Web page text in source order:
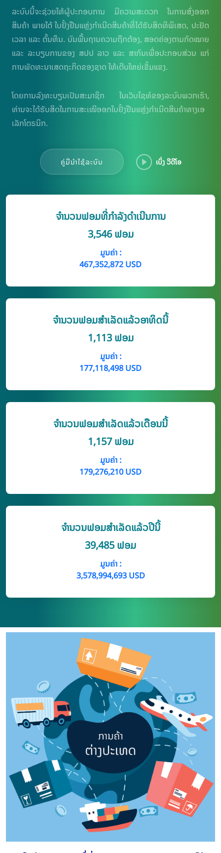
ລະບົບນີ້​ຈະ​ຊ່ວຍ​ໃຫ້​ຜູ້ປະກອບການ ​ມີຄວາມສະດວກ ໃນການສົ່ງອອກ
ສິນຄ້າ ພາຍໃຕ້ ໃບຢັ້ງຢືນແຫຼ່ງກຳເນີດສິນຄ້າທີ່ໄດ້ຮັບສິດທິພິເສດ, ປະຢັດ
ເວລາ ແລະ ຕົ້ນທຶນ. ບົນພື້ນຖານຄວາມຖືກຕ້ອງ, ສອດຄ່ອງຕາມກົດໝາຍ
ແລະ ລະບຽບການຂອງ ສປປ ລາວ ແລະ ສາກົນເພື່ອປະກອບສ່ວນ ແກ່
ການພັດທະນາເສດຖະກິດຂອງຊາດ ໃຫ້ເຕີບໃຫຍ່ເຂັ້ມແຂງ.
ໂດຍການລົງທະບຽນເປັນສະມາຊິກ ໃນເວັບໄຊທ໌ຂອງລະບົບພວກເຮົາ​,
ທ່ານ​ຈະ​ໄດ້​ຮັບສິດໃນການສະເໜີອອກໃບຢັ້ງຢືນແຫຼ່ງກຳເນີດສິນຄ້າທາງເອ
ເລັກໂຕຣນິກ.
ຄູ່ມືນຳໃຊ້ລະບົບ ເບິ່ງ ວີດີໂອ
ຈຳນວນຟອມທີ່ກຳລັງດຳເນີນການ
3,546 ຟອມ
ມູນຄ່າ :
467,352,872 USD
ຈໍານວນຟອມສໍາເລັດແລ້ວອາທິດນີ້
1,113 ຟອມ
ມູນຄ່າ :
177,118,498 USD
ຈໍານວນຟອມສໍາເລັດແລ້ວເດືອນນີ້
1,157 ຟອມ
ມູນຄ່າ :
179,276,210 USD
ຈໍານວນຟອມສໍາເລັດແລ້ວປີນີ້
39,485 ຟອມ
ມູນຄ່າ :
3,578,994,693 USD